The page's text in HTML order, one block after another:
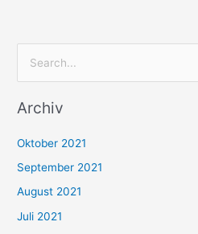
c
n
n
a
Archiv
Oktober 2021
September 2021
August 2021
Juli 2021